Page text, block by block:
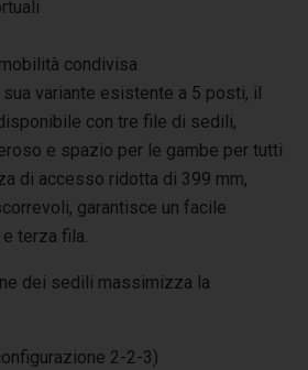
condivisa
variante esistente a 5 posti, il
con tre file di sedili,
e spazio per le gambe per tutti
di accesso ridotta di 399 mm,
garantisce un facile
terza fila.
dei sedili massimizza la
2-2-3)